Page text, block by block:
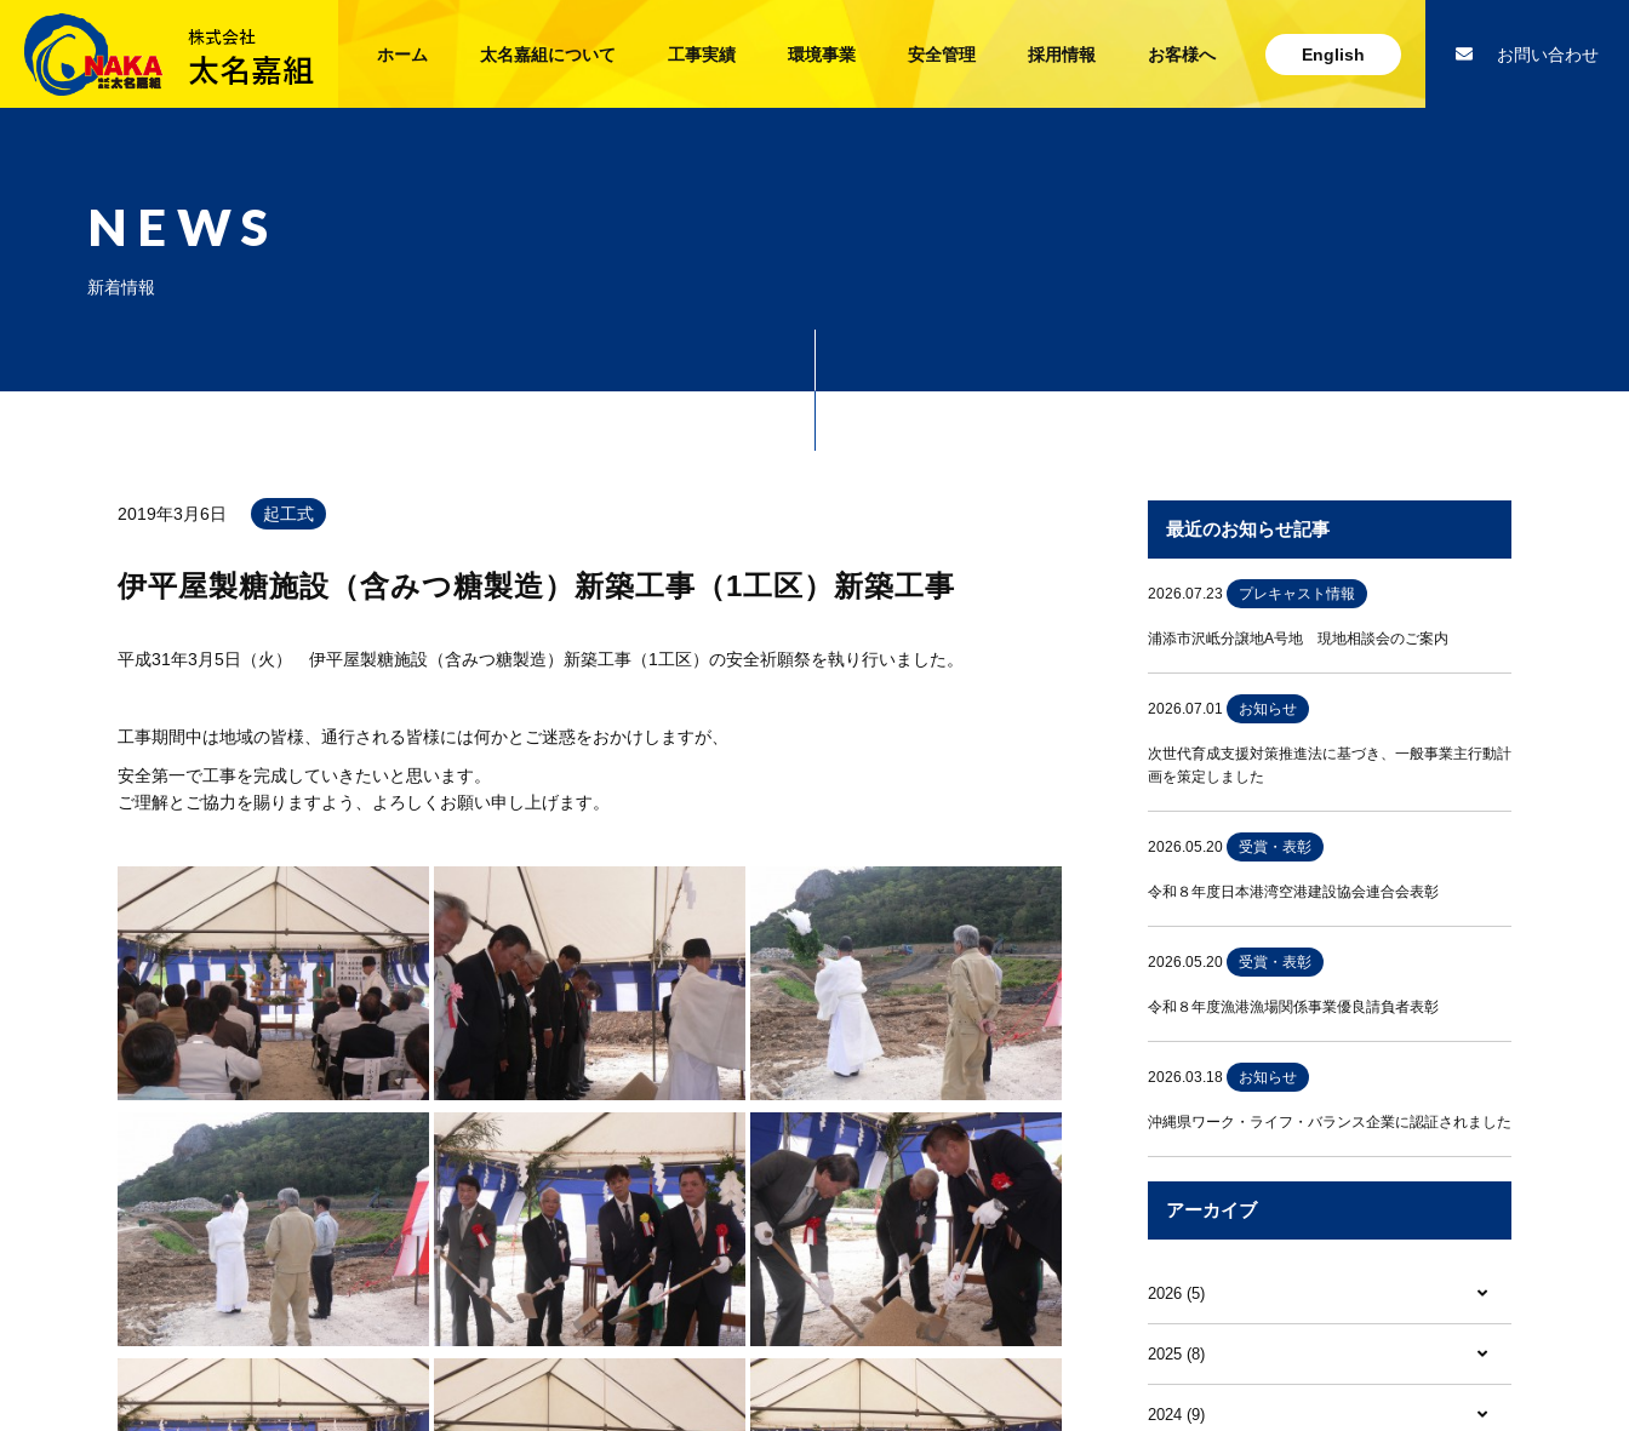
ホーム 太名嘉組について 工事実績 環境事業 安全管理 採用情報 お客様へ English お問い合わせ
NEWS
新着情報
2019年3月6日 起工式
伊平屋製糖施設（含みつ糖製造）新築工事（1工区）新築工事
平成31年3月5日（火） 伊平屋製糖施設（含みつ糖製造）新築工事（1工区）の安全祈願祭を執り行いました。
工事期間中は地域の皆様、通行される皆様には何かとご迷惑をおかけしますが、
安全第一で工事を完成していきたいと思います。
ご理解とご協力を賜りますよう、よろしくお願い申し上げます。
最近のお知らせ記事
2026.07.23 プレキャスト情報
浦添市沢岻分譲地A号地 現地相談会のご案内
2026.07.01 お知らせ
次世代育成支援対策推進法に基づき、一般事業主行動計
画を策定しました
2026.05.20 受賞・表彰
令和８年度日本港湾空港建設協会連合会表彰
2026.05.20 受賞・表彰
令和８年度漁港漁場関係事業優良請負者表彰
2026.03.18 お知らせ
沖縄県ワーク・ライフ・バランス企業に認証されました
アーカイブ
2026 (5)
2025 (8)
2024 (9)